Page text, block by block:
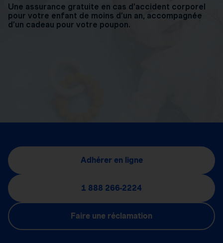
Une assurance gratuite en cas d’accident corporel
pour votre enfant de moins d’un an, accompagnée
d’un cadeau pour votre poupon.
Adhérer en ligne
1 888 266-2224
Faire une réclamation